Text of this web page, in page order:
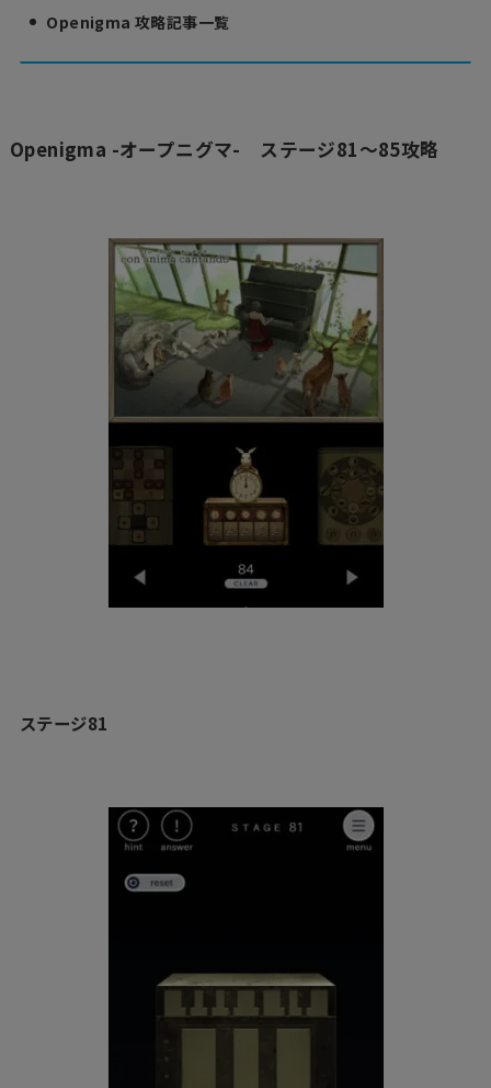
Openigma 攻略記事一覧
Openigma -オープニグマ- ステージ81～85攻略
ステージ81